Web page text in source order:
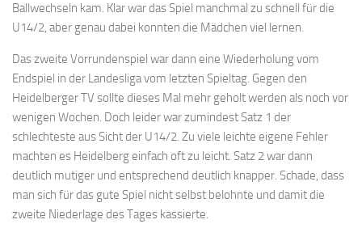
Ballwechseln kam. Klar war das Spiel manchmal zu schnell für die
U14/2, aber genau dabei konnten die Mädchen viel lernen.
Das zweite Vorrundenspiel war dann eine Wiederholung vom
Endspiel in der Landesliga vom letzten Spieltag. Gegen den
Heidelberger TV sollte dieses Mal mehr geholt werden als noch vor
wenigen Wochen. Doch leider war zumindest Satz 1 der
schlechteste aus Sicht der U14/2. Zu viele leichte eigene Fehler
machten es Heidelberg einfach oft zu leicht. Satz 2 war dann
deutlich mutiger und entsprechend deutlich knapper. Schade, dass
man sich für das gute Spiel nicht selbst belohnte und damit die
zweite Niederlage des Tages kassierte.